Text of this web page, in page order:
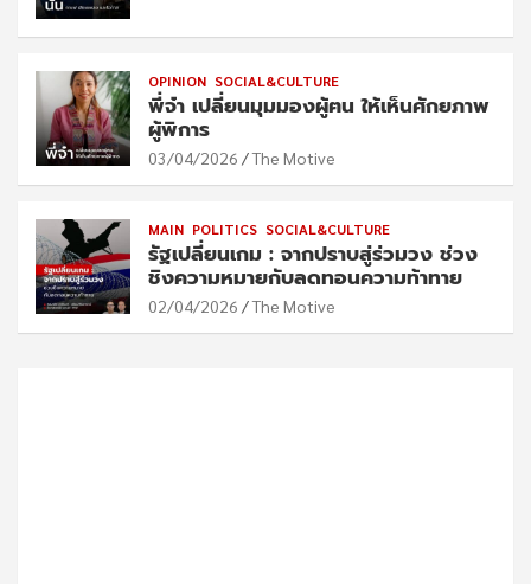
OPINION SOCIAL&CULTURE
พี่จ๋า เปลี่ยนมุมมองผู้ฅน ให้เห็นศักยภาพ
ผู้พิการ
03/04/2026 The Motive
MAIN POLITICS SOCIAL&CULTURE
รัฐเปลี่ยนเกม : จากปราบสู่ร่วมวง ช่วง
ชิงความหมายกับลดทอนความท้าทาย
02/04/2026 The Motive